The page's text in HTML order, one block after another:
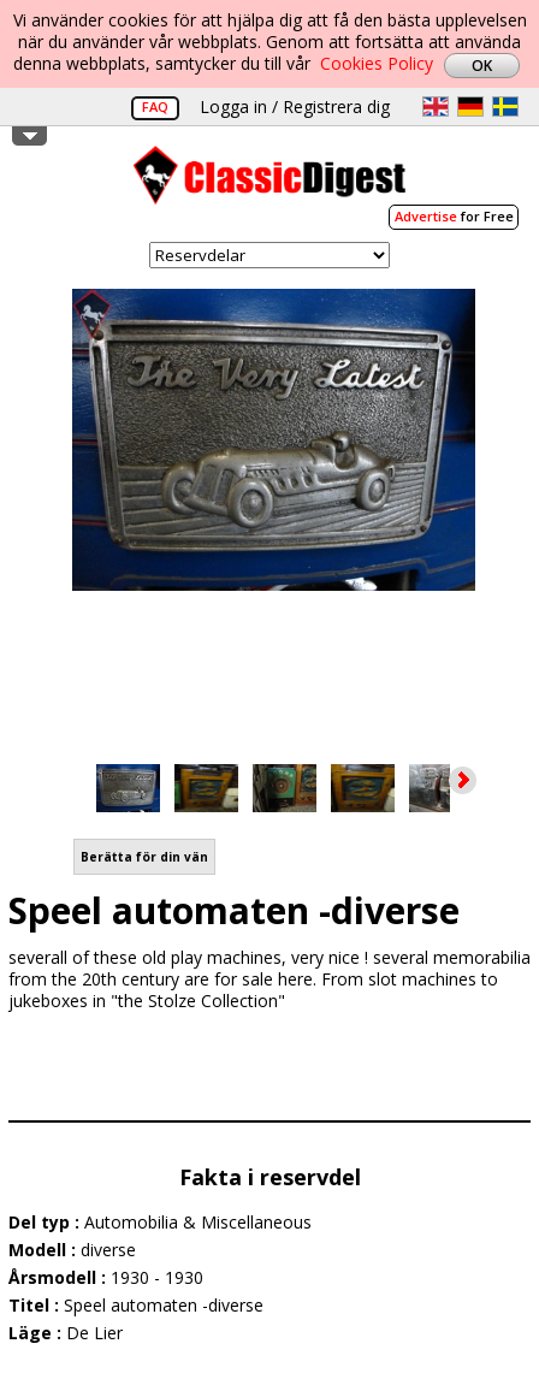
Vi använder cookies för att hjälpa dig att få den bästa upplevelsen
när du använder vår webbplats. Genom att fortsätta att använda
denna webbplats, samtycker du till vår Cookies Policy
FAQ Logga in / Registrera dig
Advertisefor Free
Berätta för din vän
Speel automaten -diverse
severall of these old play machines, very nice ! several memorabilia
from the 20th century are for sale here. From slot machines to
jukeboxes in "the Stolze Collection"
Fakta i reservdel
Del typ : Automobilia & Miscellaneous
Modell : diverse
Årsmodell : 1930 - 1930
Titel : Speel automaten -diverse
Läge : De Lier